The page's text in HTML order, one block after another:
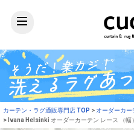
カーテン・ラグ通販専門店 TOP オーダーカー
Ivana Helsinki オーダーカーテン レース （